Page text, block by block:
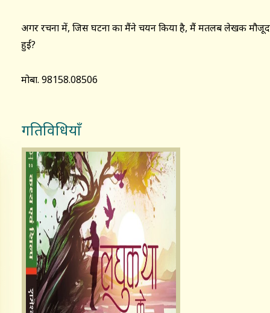
अगर रचना में, जिस घटना का मैंने चयन किया है, मैं मतलब लेखक मौजूद
हुई?
मोबा. 98158.08506
गतिविधियाँ